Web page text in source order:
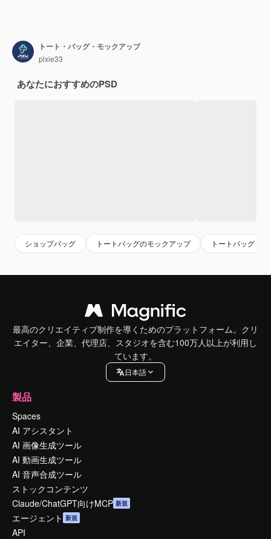
トート・バッグ・モックアップ
pixie33
あなたにおすすめのPSD
ショップバッグ トートバッグのモックアップ トートバッグ
最高のクリエイティブ制作を導くためのプラットフォーム。クリ
エイター、企業、代理店、スタジオを含む100万人以上が利用し
ています。
日本語
製品
Spaces
AI アシスタント
AI 画像生成ツール
AI 動画生成ツール
AI 音声合成ツール
ストックコンテンツ
Claude/ChatGPT向けMCP 新規
エージェント 新規
API